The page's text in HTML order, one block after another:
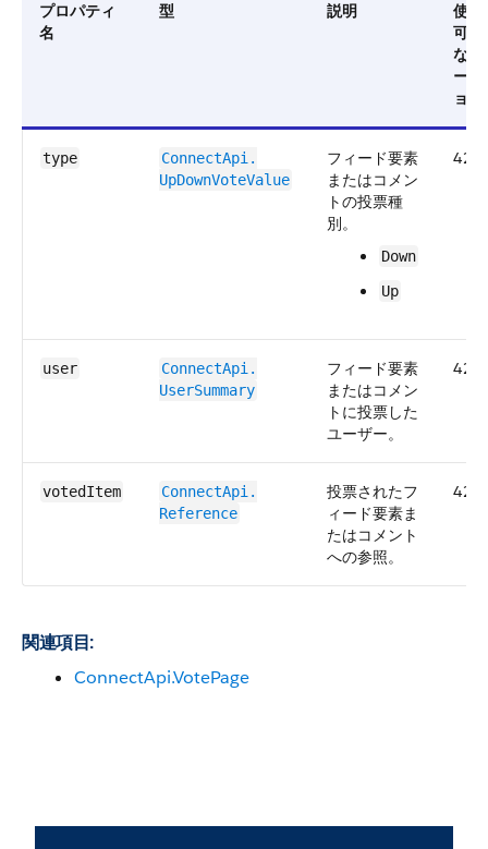
プロパティ
名
型 説明
使用
可能
なバ
ージ
ョン
type
ConnectApi.​
UpDownVoteValue
フィード要素
またはコメン
トの投票種
別。
Down
Up
42.0
user
ConnectApi.​
UserSummary
フィード要素
またはコメン
トに投票した
ユーザー。
42.0
votedItem
ConnectApi.​
Reference
投票されたフ
ィード要素ま
たはコメント
への参照。
42.0
関連項目:
ConnectApi.VotePage